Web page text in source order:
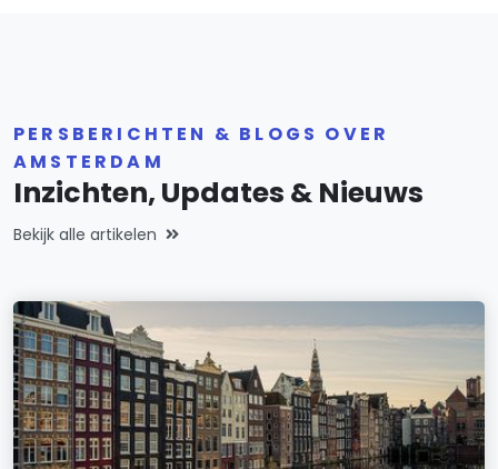
PERSBERICHTEN & BLOGS OVER
AMSTERDAM
Inzichten, Updates & Nieuws
Bekijk alle artikelen